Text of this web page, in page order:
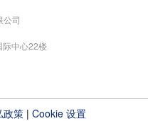
公司
际中心22楼
政策 |Cookie 设置